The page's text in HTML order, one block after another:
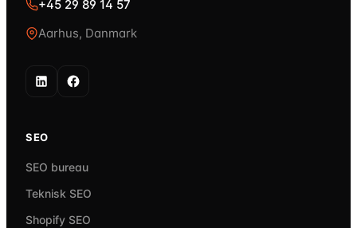
+45 29 89 14 57
Aarhus, Danmark
SEO
SEO bureau
Teknisk SEO
Shopify SEO